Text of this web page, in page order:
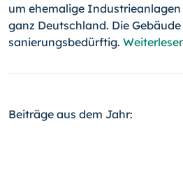
um ehemalige
ganz Deutschland. Die
sanierungsbedürftig.
Beiträge aus dem Jahr: